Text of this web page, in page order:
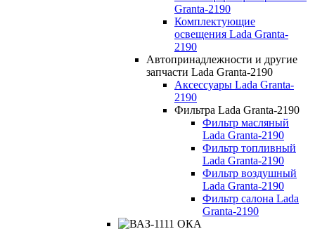
Granta-2190
Комплектующие
освещения Lada Granta-
2190
Автопринадлежности и другие
запчасти Lada Granta-2190
Аксессуары Lada Granta-
2190
Фильтра Lada Granta-2190
Фильтр масляный
Lada Granta-2190
Фильтр топливный
Lada Granta-2190
Фильтр воздушный
Lada Granta-2190
Фильтр салона Lada
Granta-2190